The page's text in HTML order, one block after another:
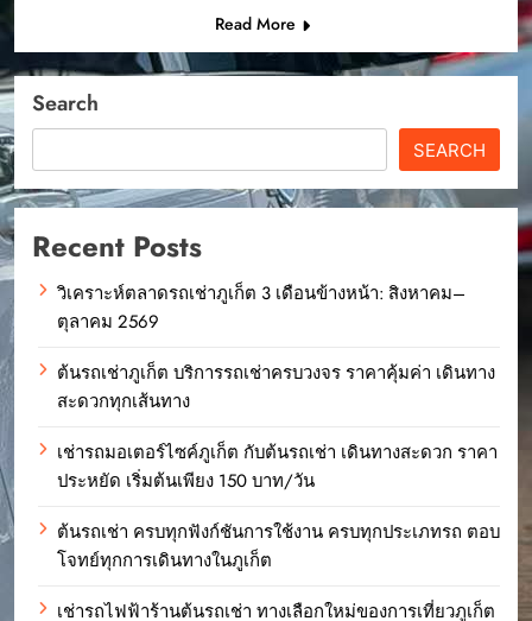
Read More
Search
SEARCH
Recent Posts
วิเคราะห์ตลาดรถเช่าภูเก็ต 3 เดือนข้างหน้า: สิงหาคม–
ตุลาคม 2569
ต้นรถเช่าภูเก็ต บริการรถเช่าครบวงจร ราคาคุ้มค่า เดินทาง
สะดวกทุกเส้นทาง
เช่ารถมอเตอร์ไซค์ภูเก็ต กับต้นรถเช่า เดินทางสะดวก ราคา
ประหยัด เริ่มต้นเพียง 150 บาท/วัน
ต้นรถเช่า ครบทุกฟังก์ชันการใช้งาน ครบทุกประเภทรถ ตอบ
โจทย์ทุกการเดินทางในภูเก็ต
เช่ารถไฟฟ้าร้านต้นรถเช่า ทางเลือกใหม่ของการเที่ยวภูเก็ต